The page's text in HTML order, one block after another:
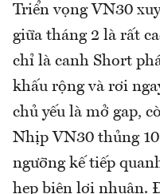
Triển vọng VN30
giữa tháng 2 là rất
chỉ là canh Short
khấu rộng và rơi
chủ yếu là mở gap,
Nhịp VN30 thủng
ngưỡng kế tiếp
hẹp biên lợi nhuận.